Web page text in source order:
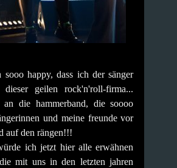
happy, dass ich der sänger
geilen rock'n'roll-firma...
die hammerband, die soooo
und meine freunde vor
auf den rängen!!!
ich jetzt hier alle erwähnen
mit uns in den letzten jahren